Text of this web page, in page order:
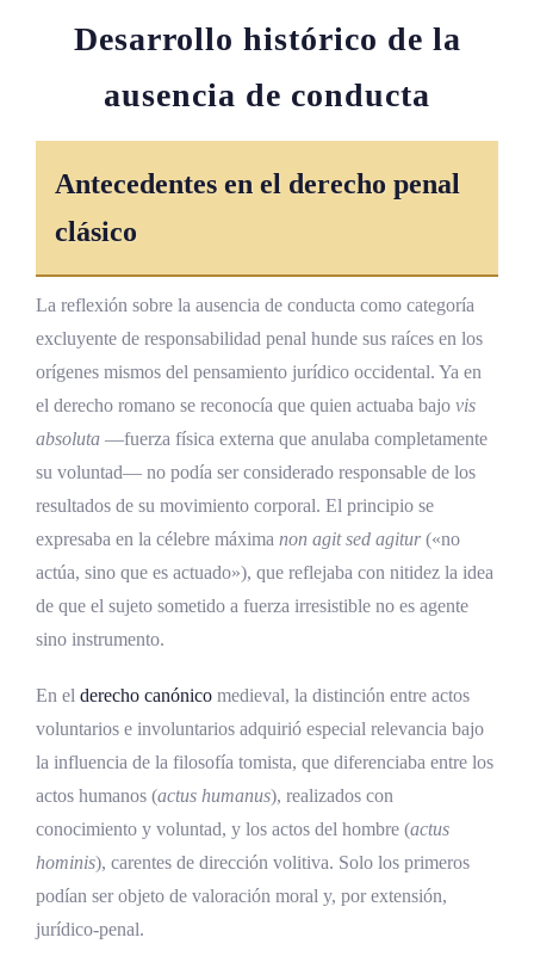
Desarrollo histórico de la
ausencia de conducta
Antecedentes en el derecho penal
clásico
La reflexión sobre la ausencia de conducta como categoría
excluyente de responsabilidad penal hunde sus raíces en los
orígenes mismos del pensamiento jurídico occidental. Ya en
el derecho romano se reconocía que quien actuaba bajo vis
absoluta —fuerza física externa que anulaba completamente
su voluntad— no podía ser considerado responsable de los
resultados de su movimiento corporal. El principio se
expresaba en la célebre máxima non agit sed agitur(«no
actúa, sino que es actuado»), que reflejaba con nitidez la idea
de que el sujeto sometido a fuerza irresistible no es agente
sino instrumento.
En el derecho canónico medieval, la distinción entre actos
voluntarios e involuntarios adquirió especial relevancia bajo
la influencia de la filosofía tomista, que diferenciaba entre los
actos humanos (actus humanus), realizados con
conocimiento y voluntad, y los actos del hombre (actus
hominis), carentes de dirección volitiva. Solo los primeros
podían ser objeto de valoración moral y, por extensión,
jurídico-penal.